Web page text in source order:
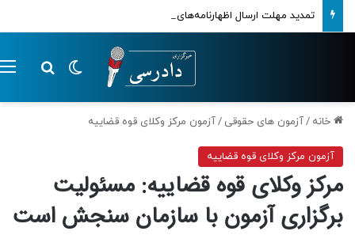
تمدید مهلت ارسال اظهارنامه‌های مالیاتی تا پایان تابستان 1405
تغییر پوسته
خانه /آزمون های حقوقی /آزمون مرکز وکلای قوه قضاییه
آزمون مرکز وکلای قوه قضاییه
مرکز وکلای قوه قضاییه: مسئولیت
برگزاری آزمون با سازمان سنجش است